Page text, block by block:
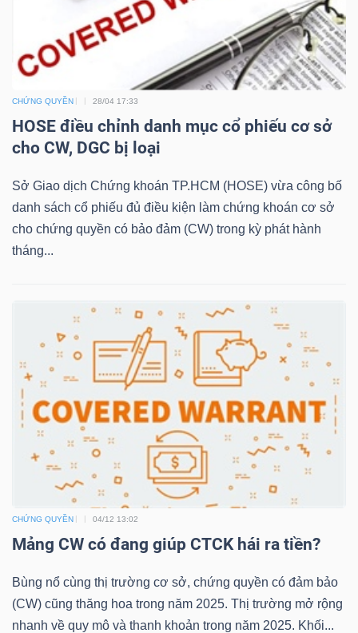
CHỨNG QUYỀN 28/04 17:33
HOSE điều chỉnh danh mục cổ phiếu cơ sở
cho CW, DGC bị loại
Sở Giao dịch Chứng khoán TP.HCM (HOSE) vừa công bố
danh sách cổ phiếu đủ điều kiện làm chứng khoán cơ sở
cho chứng quyền có bảo đảm (CW) trong kỳ phát hành
tháng...
CHỨNG QUYỀN 04/12 13:02
Mảng CW có đang giúp CTCK hái ra tiền?
Bùng nổ cùng thị trường cơ sở, chứng quyền có đảm bảo
(CW) cũng thăng hoa trong năm 2025. Thị trường mở rộng
nhanh về quy mô và thanh khoản trong năm 2025. Khối...
MÔ
NGÀNH
DOANH
NGHIỆP
PHÁI
SINH
PHIẾU
CÔNG
CỤ